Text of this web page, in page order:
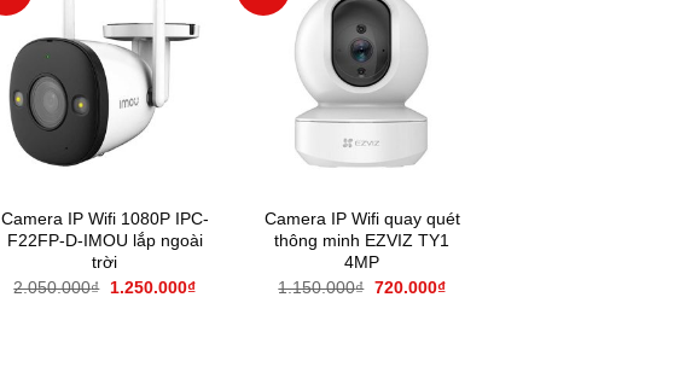
Camera IP Wifi 1080P IPC-
F22FP-D-IMOU lắp ngoài
trời
2.050.000₫ 1.250.000₫
Camera IP Wifi quay quét
thông minh EZVIZ TY1
4MP
1.150.000₫ 720.000₫